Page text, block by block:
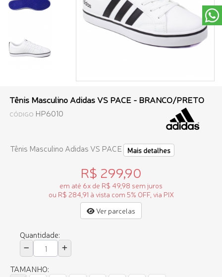
Tênis Masculino Adidas VS PACE - BRANCO/PRETO
CÓDIGO HP6010
Tênis Masculino Adidas VS PACE Mais detalhes
R$ 299,90
em até 6x de R$ 49,98 sem juros
ou R$ 284,91 à vista com 5% OFF, via PIX
Ver parcelas
Quantidade:
TAMANHO: